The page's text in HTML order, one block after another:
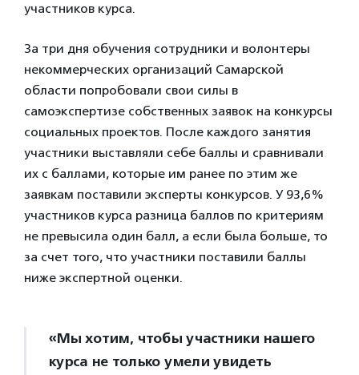
участников курса.
За три дня обучения сотрудники и волонтеры
некоммерческих организаций Самарской
области попробовали свои силы в
самоэкспертизе собственных заявок на конкурсы
социальных проектов. После каждого занятия
участники выставляли себе баллы и сравнивали
их с баллами, которые им ранее по этим же
заявкам поставили эксперты конкурсов. У 93,6%
участников курса разница баллов по критериям
не превысила один балл, а если была больше, то
за счет того, что участники поставили баллы
ниже экспертной оценки.
«Мы хотим, чтобы участники нашего
курса не только умели увидеть